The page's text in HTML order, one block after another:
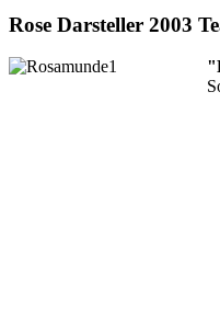
Rose Darsteller 2003